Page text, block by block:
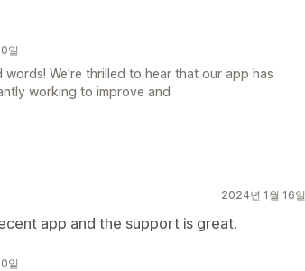
일
We're thrilled to hear that our app has
working to improve and
2024년 1월 16일
app and the support is great.
일